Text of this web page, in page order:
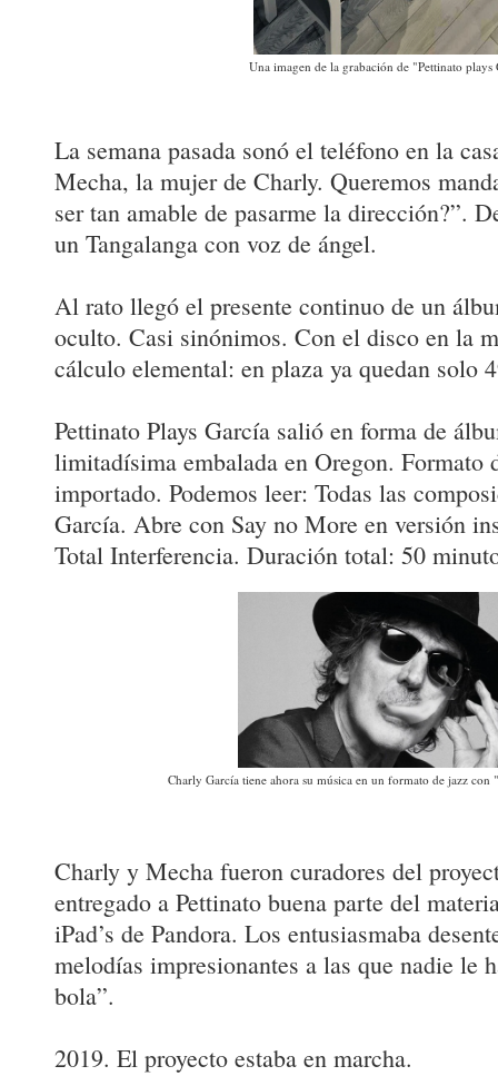
Una imagen de la grabación de "Pettinato plays
La semana pasada sonó el teléfono en la
Mecha, la mujer de Charly. Queremos
ser tan amable de pasarme la dirección?”.
un Tangalanga con voz de ángel.
Al rato llegó el presente continuo de un
oculto. Casi sinónimos. Con el disco en la
cálculo elemental: en plaza ya quedan solo
Pettinato Plays García salió en forma de
limitadísima embalada en Oregon. Formato
importado. Podemos leer: Todas las
García. Abre con Say no More en versión
Total Interferencia. Duración total: 50
Charly García tiene ahora su música en un formato de jazz con
Charly y Mecha fueron curadores del
entregado a Pettinato buena parte del
iPad’s de Pandora. Los entusiasmaba
melodías impresionantes a las que nadie le
bola”.
2019. El proyecto estaba en marcha.